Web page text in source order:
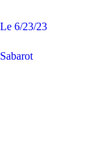
Le 6/23/23
Sabarot